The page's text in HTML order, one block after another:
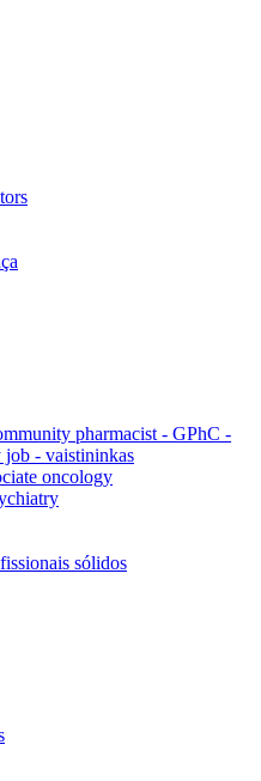
pharmacist - GPhC -
job - vaistininkas
oncology
sólidos